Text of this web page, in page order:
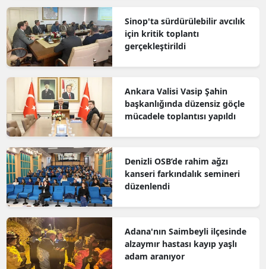
Sinop'ta sürdürülebilir avcılık
için kritik toplantı
gerçekleştirildi
Ankara Valisi Vasip Şahin
başkanlığında düzensiz göçle
mücadele toplantısı yapıldı
Denizli OSB’de rahim ağzı
kanseri farkındalık semineri
düzenlendi
Adana'nın Saimbeyli ilçesinde
alzaymır hastası kayıp yaşlı
adam aranıyor